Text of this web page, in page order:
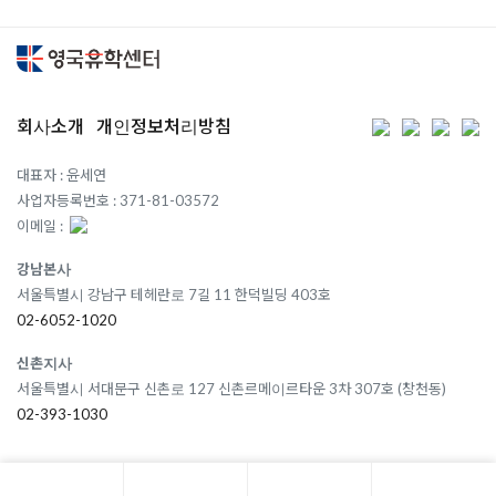
회사소개 개인정보처리방침
대표자 : 윤세연
사업자등록번호 : 371-81-03572
이메일 :
강남본사
서울특별시 강남구 테헤란로 7길 11 한덕빌딩 403호
02-6052-1020
신촌지사
서울특별시 서대문구 신촌로 127 신촌르메이르타운 3차 307호 (창천동)
02-393-1030